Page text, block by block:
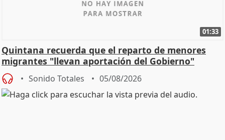
01:33
Quintana recuerda que el reparto de menores
migrantes "llevan aportación del Gobierno"
central
Sonido Totales 05/08/2026